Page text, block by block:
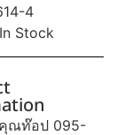
4
Stock
คุณท๊อป 095-